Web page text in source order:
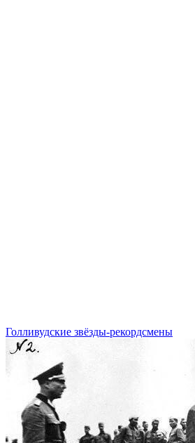
Голливудские звёзды-рекордсмены